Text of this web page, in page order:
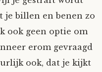
je billen en benen zo
ook geen optie om
erom gevraagd
ook, dat je kijkt